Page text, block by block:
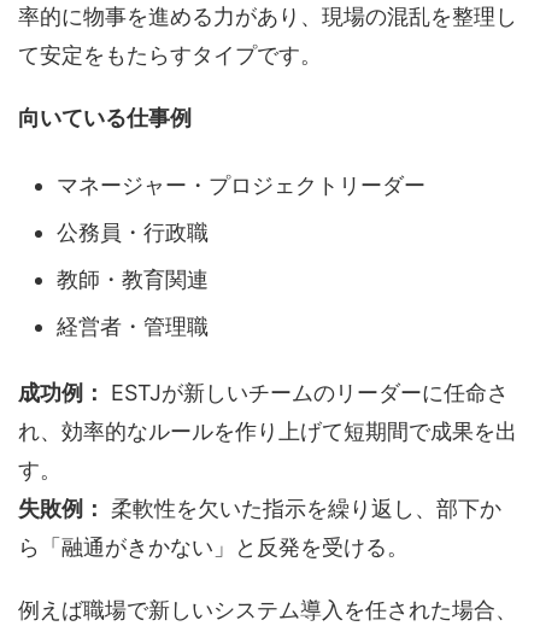
率的に物事を進める力があり、現場の混乱を整理し
て安定をもたらすタイプです。
向いている仕事例
マネージャー・プロジェクトリーダー
公務員・行政職
教師・教育関連
経営者・管理職
成功例：
ESTJが新しいチームのリーダーに任命さ
れ、効率的なルールを作り上げて短期間で成果を出
す。
失敗例： 柔軟性を欠いた指示を繰り返し、部下か
ら「融通がきかない」と反発を受ける。
例えば職場で新しいシステム導入を任された場合、